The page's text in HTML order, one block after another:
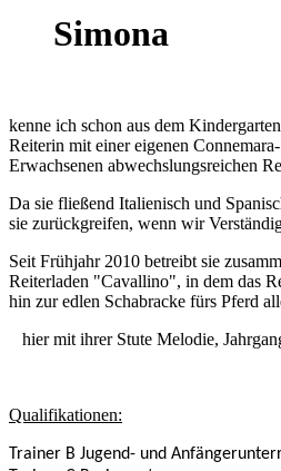
Simona
kenne ich schon aus dem
Reiterin mit einer eigenen
Erwachsenen abwechslungsreichen
Da sie fließend Italienisch und
sie zurückgreifen, wenn wir
Seit Frühjahr 2010 betreibt sie
Reiterladen "Cavallino", in dem das
hin zur edlen Schabracke fürs Pferd
hier mit ihrer Stute Melodie,
Qualifikationen:
Trainer B Jugend- und